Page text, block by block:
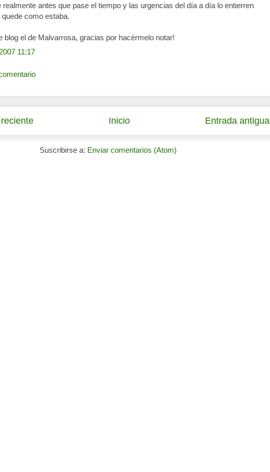
realmente antes que pase el tiempo y las urgencias del día a día lo entierren
como estaba.
blog el de Malvarrosa, gracias por hacérmelo notar!
11:17
Entrada antigua
Inicio
Suscribirse a: Enviar comentarios (Atom)